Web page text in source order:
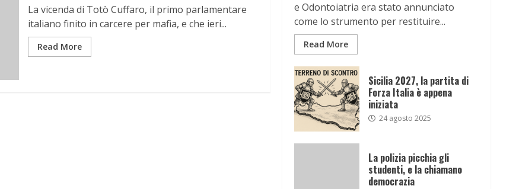
La vicenda di Totò Cuffaro, il primo parlamentare
italiano finito in carcere per mafia, e che ieri...
Read More
e Odontoiatria era stato annunciato
come lo strumento per restituire...
Read More
Sicilia 2027, la partita di
Forza Italia è appena
iniziata
24 agosto 2025
La polizia picchia gli
studenti, e la chiamano
democrazia